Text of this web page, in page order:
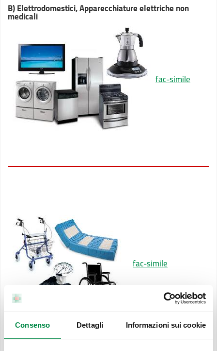
Consenso Dettagli Informazioni sui cookie
B) Elettrodomestici, Apparecchiature elettriche non
medicali
fac-simile
fac-simile